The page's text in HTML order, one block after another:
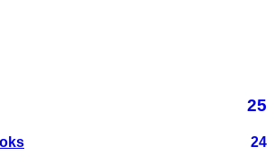
25
24